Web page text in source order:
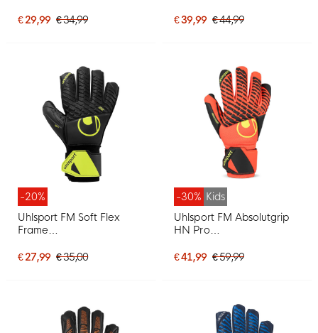
€ 29,99 € 34,99
Kids Felrood Zwart
€ 39,99 € 44,99
-20%
Uhlsport FM Soft Flex
Frame
Kids Zwart Neongeel
€ 27,99 € 35,00
-30% Kids
Uhlsport FM Absolutgrip
HN Pro
Kids Felrood Zwart
€ 41,99 € 59,99